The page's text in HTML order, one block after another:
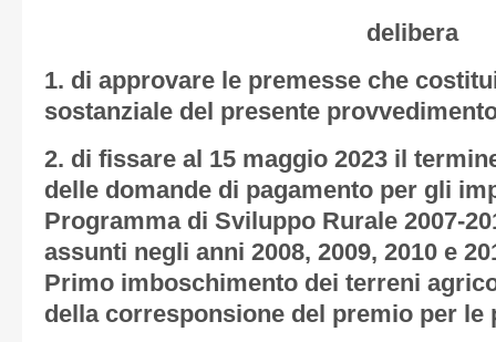
delibera
1. di approvare le premesse che
sostanziale del presente
2. di fissare al 15 maggio 2023 il
delle domande di pagamento per gli
Programma di Sviluppo Rurale 2007-
assunti negli anni 2008, 2009, 2010 e
Primo imboschimento dei terreni
della corresponsione del premio per le